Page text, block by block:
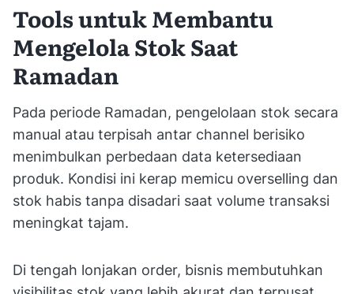
Tools untuk Membantu
Mengelola Stok Saat
Ramadan
Pada periode Ramadan, pengelolaan stok secara
manual atau terpisah antar channel berisiko
menimbulkan perbedaan data ketersediaan
produk. Kondisi ini kerap memicu overselling dan
stok habis tanpa disadari saat volume transaksi
meningkat tajam.
Di tengah lonjakan order, bisnis membutuhkan